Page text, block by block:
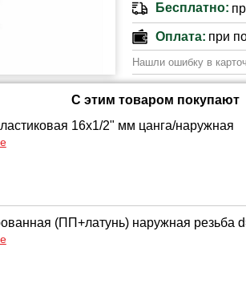
Бесплатно:
Оплата: при
Нашли ошибку в
С этим товаром покупают
16х1/2" мм цанга/наружная
(ПП+латунь) наружная резьба